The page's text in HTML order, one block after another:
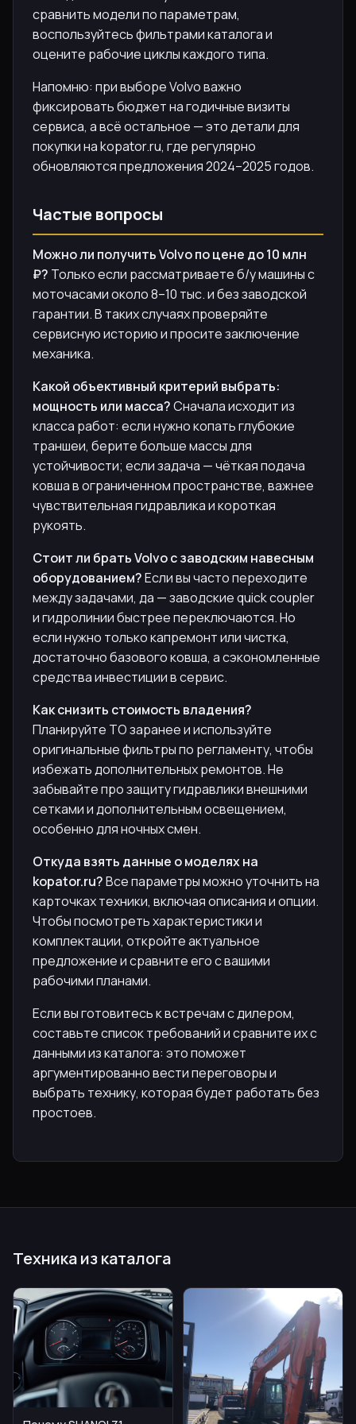
сравнить модели по параметрам,
воспользуйтесь фильтрами каталога и
оцените рабочие циклы каждого типа.
Напомню: при выборе Volvo важно
фиксировать бюджет на годичные визиты
сервиса, а всё остальное — это детали для
покупки на kopator.ru, где регулярно
обновляются предложения 2024–2025 годов.
Частые вопросы
Можно ли получить Volvo по цене до 10 млн
₽? Только если рассматриваете б/у машины с
моточасами около 8–10 тыс. и без заводской
гарантии. В таких случаях проверяйте
сервисную историю и просите заключение
механика.
Какой объективный критерий выбрать:
мощность или масса?Сначала исходит из
класса работ: если нужно копать глубокие
траншеи, берите больше массы для
устойчивости; если задача — чёткая подача
ковша в ограниченном пространстве, важнее
чувствительная гидравлика и короткая
рукоять.
Стоит ли брать Volvo с заводским навесным
оборудованием?Если вы часто переходите
между задачами, да — заводские quick coupler
и гидролинии быстрее переключаются. Но
если нужно только капремонт или чистка,
достаточно базового ковша, а сэкономленные
средства инвестиции в сервис.
Как снизить стоимость владения?
Планируйте ТО заранее и используйте
оригинальные фильтры по регламенту, чтобы
избежать дополнительных ремонтов. Не
забывайте про защиту гидравлики внешними
сетками и дополнительным освещением,
особенно для ночных смен.
Откуда взять данные о моделях на
kopator.ru?Все параметры можно уточнить на
карточках техники, включая описания и опции.
Чтобы посмотреть характеристики и
комплектации, откройте актуальное
предложение и сравните его с вашими
рабочими планами.
Если вы готовитесь к встречам с дилером,
составьте список требований и сравните их с
данными из каталога: это поможет
аргументированно вести переговоры и
выбрать технику, которая будет работать без
простоев.
Техника из каталога